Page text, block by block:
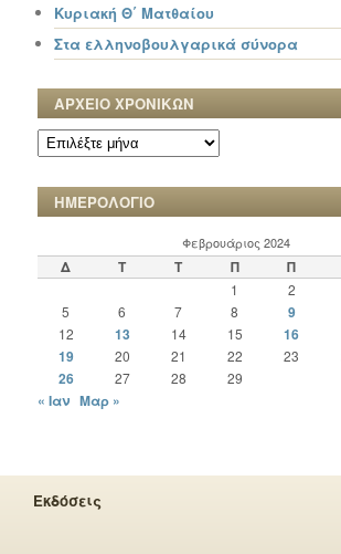
Κυριακή Θ΄ Ματθαίου
Στα ελληνοβουλγαρικά σύνορα
ΑΡΧΕΙΟ ΧΡΟΝΙΚΩΝ
ΑΡΧΕΙΟ
ΧΡΟΝΙΚΩΝ
ΗΜΕΡΟΛΟΓΙΟ
Φεβρουάριος 2024
Δ Τ Τ Π Π
1 2
5 6 7 8 9
12 13 14 15 16
19 20 21 22 23
26 27 28 29
« Ιαν Μαρ »
Εκδόσεις